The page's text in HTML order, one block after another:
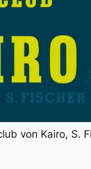
von Kairo, S.